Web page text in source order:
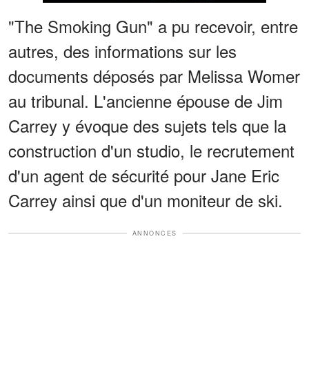
"The Smoking Gun" a pu recevoir, entre
autres, des informations sur les
documents déposés par Melissa Womer
au tribunal. L'ancienne épouse de Jim
Carrey y évoque des sujets tels que la
construction d'un studio, le recrutement
d'un agent de sécurité pour Jane Eric
Carrey ainsi que d'un moniteur de ski.
ANNONCES